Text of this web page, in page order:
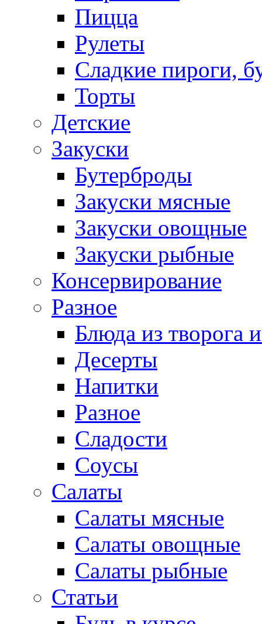
Пицца
Рулеты
Сладкие пироги,
Торты
Детские
Закуски
Бутерброды
Закуски мясные
Закуски овощные
Закуски рыбные
Консервирование
Разное
Блюда из творога
Десерты
Напитки
Разное
Сладости
Соусы
Салаты
Салаты мясные
Салаты овощные
Салаты рыбные
Статьи